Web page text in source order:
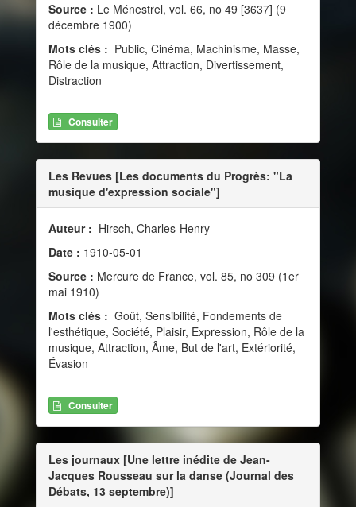
Source : Le Ménestrel, vol. 66, no 49 [3637] (9
décembre 1900)
Mots clés : Public, Cinéma, Machinisme, Masse,
Rôle de la musique, Attraction, Divertissement,
Distraction
Consulter
Les Revues [Les documents du Progrès: "La
musique d'expression sociale"]
Auteur : Hirsch, Charles-Henry
Date : 1910-05-01
Source : Mercure de France, vol. 85, no 309 (1er
mai 1910)
Mots clés : Goût, Sensibilité, Fondements de
l'esthétique, Société, Plaisir, Expression, Rôle de la
musique, Attraction, Âme, But de l'art, Extériorité,
Évasion
Consulter
Les journaux [Une lettre inédite de Jean-
Jacques Rousseau sur la danse (Journal des
Débats, 13 septembre)]